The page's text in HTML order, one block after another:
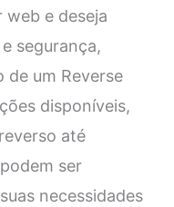
web e deseja
segurança,
de um Reverse
disponíveis,
até
ser
necessidades